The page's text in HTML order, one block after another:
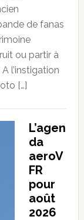
de fanas
ou partir à
l’instigation
[…]
L’agen
da
aeroV
FR
pour
août
2026